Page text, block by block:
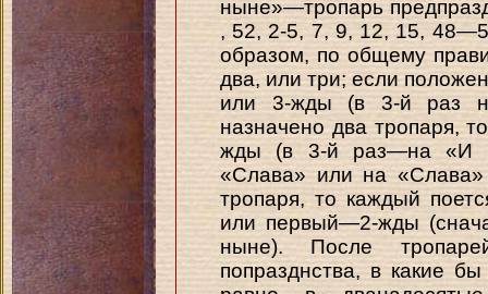
ныне»—тропарь
, 52, 2-5, 7, 9, 12, 15,
образом, по общему
два, или три; если
или 3-жды (в 3-й раз
назначено два тропаря,
жды (в 3-й раз—на «И
«Слава» или на
тропаря, то каждый
или первый—2-жды
ныне). После
попразднства, в какие